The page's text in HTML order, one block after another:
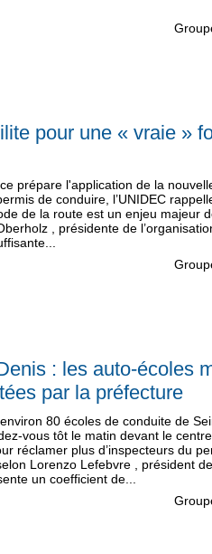
pour une « vraie »
prépare l'application de la
de conduire, l’UNIDEC
de la route est un enjeu majeur
, présidente de
: les auto-écoles
par la préfecture
80 écoles de conduite de
vous tôt le matin devant le
réclamer plus d’inspecteurs du
Lorenzo Lefebvre , président
un coefficient de...